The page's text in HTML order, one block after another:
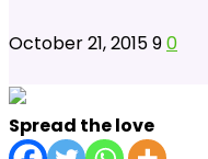
October 21, 201590
Spread the love